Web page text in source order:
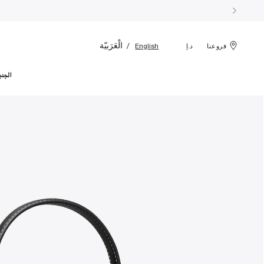
فروعنا د.إ English الْعَرَبيّة